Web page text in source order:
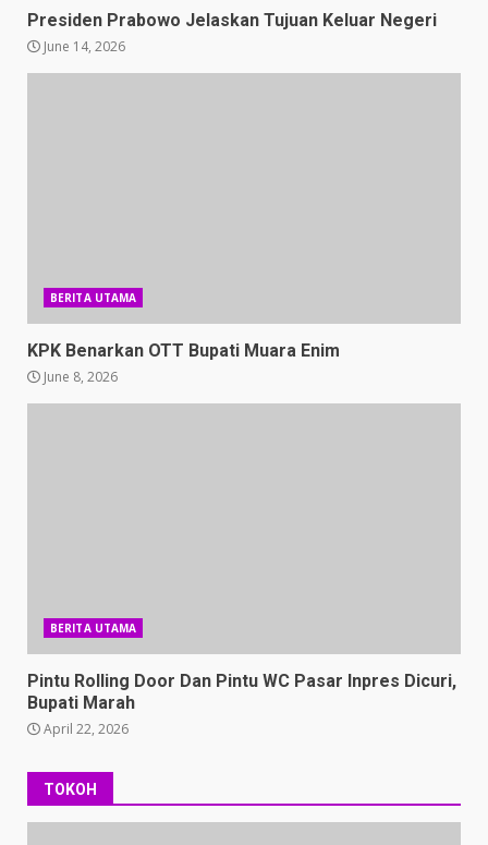
Presiden Prabowo Jelaskan Tujuan Keluar Negeri
June 14, 2026
BERITA UTAMA
KPK Benarkan OTT Bupati Muara Enim
June 8, 2026
BERITA UTAMA
Pintu Rolling Door Dan Pintu WC Pasar Inpres Dicuri,
Bupati Marah
April 22, 2026
TOKOH